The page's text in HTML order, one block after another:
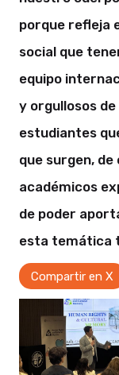
porque refleja
social que
equipo
y orgullosos
estudiantes
que surgen,
académicos
de poder
esta temática
Compartir en X